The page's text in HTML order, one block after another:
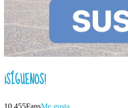
¡SÍGUENOS!
10,455FansMe gusta